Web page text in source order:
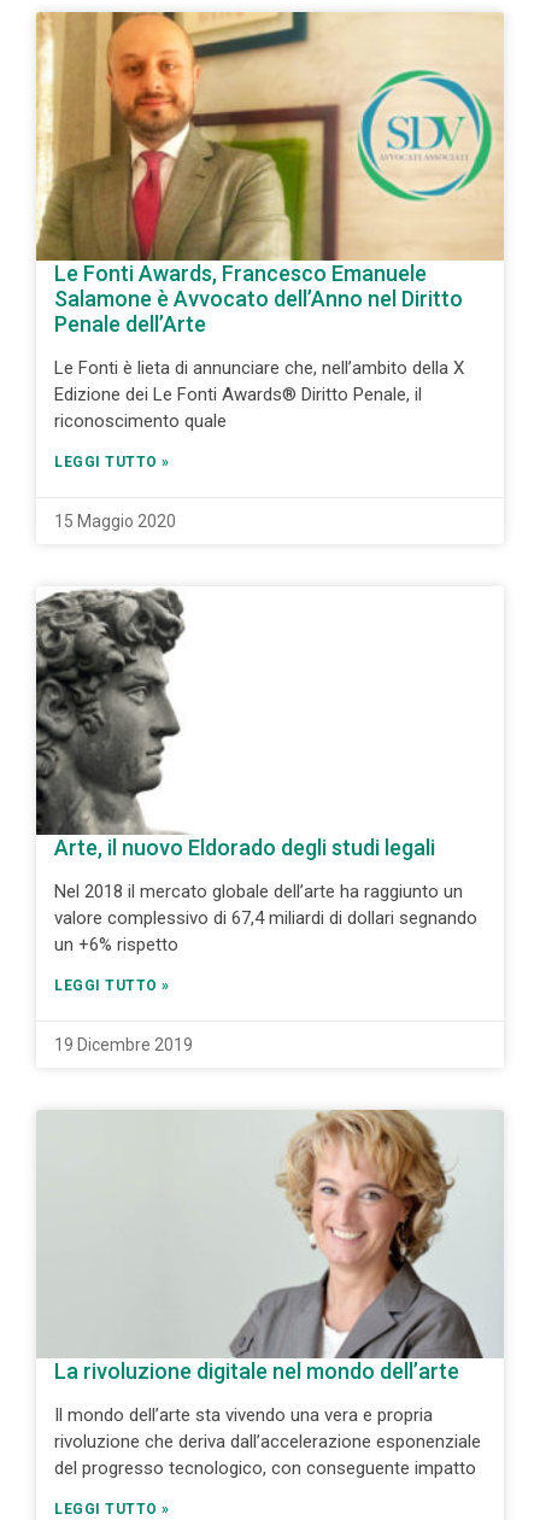
Le Fonti Awards, Francesco Emanuele
Salamone è Avvocato dell’Anno nel Diritto
Penale dell’Arte
Le Fonti è lieta di annunciare che, nell’ambito della X
Edizione dei Le Fonti Awards® Diritto Penale, il
riconoscimento quale
LEGGI TUTTO »
15 Maggio 2020
Arte, il nuovo Eldorado degli studi legali
Nel 2018 il mercato globale dell’arte ha raggiunto un
valore complessivo di 67,4 miliardi di dollari segnando
un +6% rispetto
LEGGI TUTTO »
19 Dicembre 2019
La rivoluzione digitale nel mondo dell’arte
Il mondo dell’arte sta vivendo una vera e propria
rivoluzione che deriva dall’accelerazione esponenziale
del progresso tecnologico, con conseguente impatto
LEGGI TUTTO »